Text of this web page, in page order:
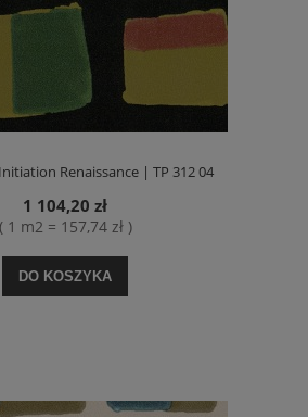
Renaissance | TP 312 04
1 104,20 zł
( 1 m2 = 157,74 zł )
DO KOSZYKA